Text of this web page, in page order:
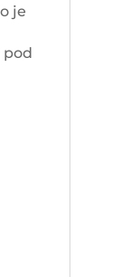
je
pod